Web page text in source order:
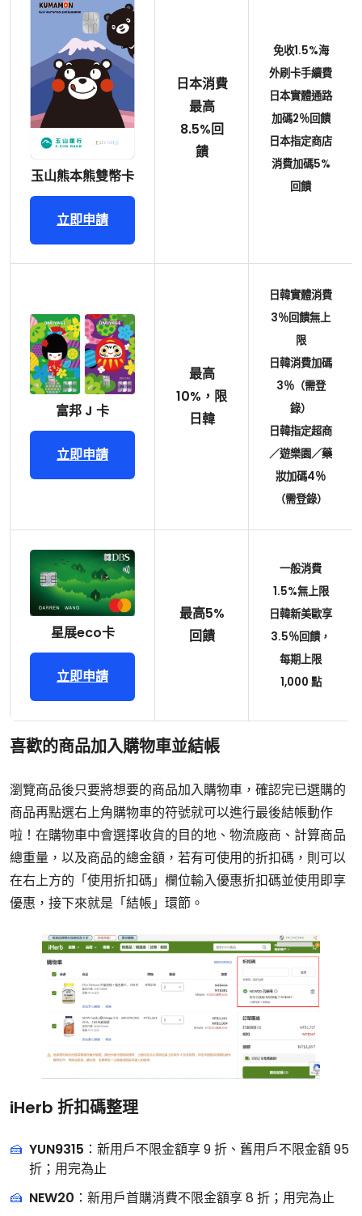
玉山熊本熊雙幣卡
立即申請
日本消費
最高
8.5%回
饋
免收1.5%海
外刷卡手續費
日本實體通路
加碼2％回饋
日本指定商店
消費加碼5%
回饋
富邦 J 卡
立即申請
最高
10%，限
日韓
日韓實體消費
3％回饋無上
限
日韓消費加碼
3％（需登
錄）
日韓指定超商
／遊樂園／藥
妝加碼4％
（需登錄）
星展eco卡
立即申請
最高5%
回饋
一般消費
1.5%無上限
日韓新美歐享
3.5％回饋，
每期上限
1,000 點
喜歡的商品加入購物車並結帳
瀏覽商品後只要將想要的商品加入購物車，確認完已選購的
商品再點選右上角購物車的符號就可以進行最後結帳動作
啦！在購物車中會選擇收貨的目的地、物流廠商、計算商品
總重量，以及商品的總金額，若有可使用的折扣碼，則可以
在右上方的「使用折扣碼」欄位輸入優惠折扣碼並使用即享
優惠，接下來就是「結帳」環節。
iHerb 折扣碼整理
YUN9315 ：新用戶不限金額享 9 折、舊用戶不限金額 95
折；用完為止
NEW20 ：新用戶首購消費不限金額享 8 折；用完為止